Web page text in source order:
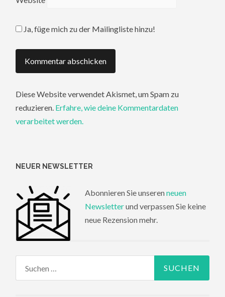
Ja, füge mich zu der Mailingliste hinzu!
Diese Website verwendet Akismet, um Spam zu
reduzieren. Erfahre, wie deine Kommentardaten
verarbeitet werden.
NEUER NEWSLETTER
Abonnieren Sie unseren neuen
Newsletterund verpassen Sie keine
neue Rezension mehr.